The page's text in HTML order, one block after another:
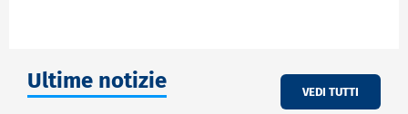
Ultime notizie VEDI TUTTI